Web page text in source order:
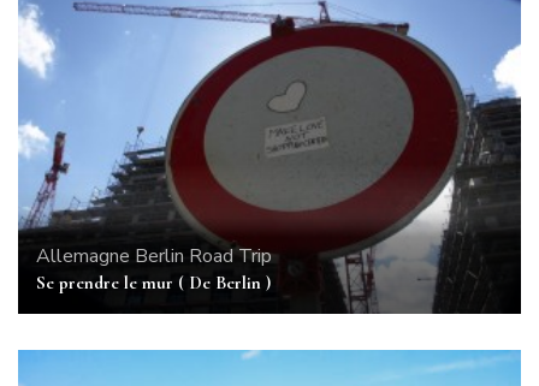
Allemagne Berlin Road Trip
Se prendre le mur ( De Berlin )